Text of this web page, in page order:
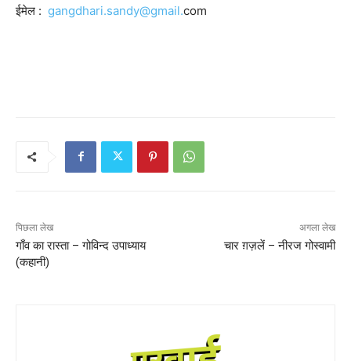
ईमेल : gangdhari.sandy@gmail.com
पिछला लेख
गाँव का रास्ता – गोविन्द उपाध्याय
(कहानी)
अगला लेख
चार ग़ज़लें – नीरज गोस्वामी